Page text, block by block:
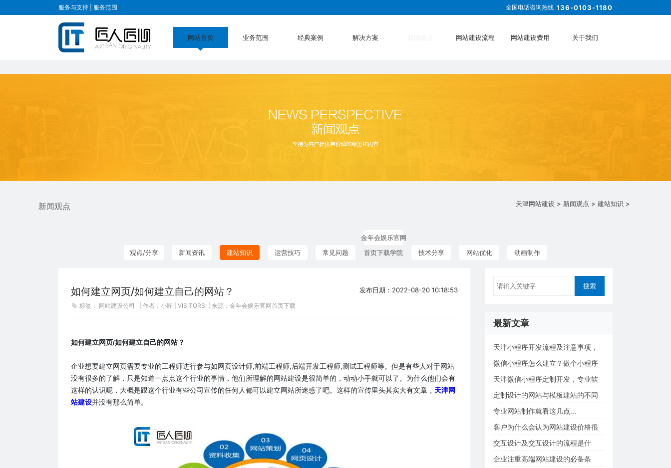
金年会娱乐官网首页下载
服务与支持 | 服务范围 全国电话咨询热线 136-0103-1180
网站首页 业务范围 经典案例 解决方案 网站建设流程 网站建设费用 关于我们
新闻观点 天津网站建设 > 新闻观点 > 建站知识 >
观点/分享 新闻资讯 建站知识 运营技巧 常见问题
金年会娱乐官网
首页下载学院
技术分享 网站优化 动画制作
如何建立网页/如何建立自己的网站？ 发布日期：2022-08-20 10:18:53
标签： 网站建设公司 | 作者：小匠 | VISITORS: | 来源：金年会娱乐官网首页下载
如何建立网页/如何建立自己的网站？
企业想要建立网页需要专业的工程师进行参与如网页设计师,前端工程师,后端开发工程师,测试工程师等。但是有些人对于网站
没有很多的了解，只是知道一点点这个行业的事情，他们所理解的网站建设是很简单的，动动小手就可以了。为什么他们会有
这样的认识呢，大概是跟这个行业有些公司宣传的任何人都可以建立网站所迷惑了吧。这样的宣传里头其实大有文章， 天津网
站建设并没有那么简单。
最新文章
天津小程序开发流程及注意事项，
小程序开发费...
微信小程序怎么建立？做个小程序
的方式有哪些...
天津微信小程序定制开发，专业软
件建设运营售...
定制设计的网站与模板建站的不同
之处...
专业网站制作就看这几点...
客户为什么会认为网站建设价格很
贵？...
交互设计及交互设计的流程是什
么？...
企业注重高端网站建设的必备条